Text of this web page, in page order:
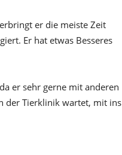
er die meiste Zeit
Er hat etwas Besseres
er sehr gerne mit anderen
der Tierklinik wartet, mit ins